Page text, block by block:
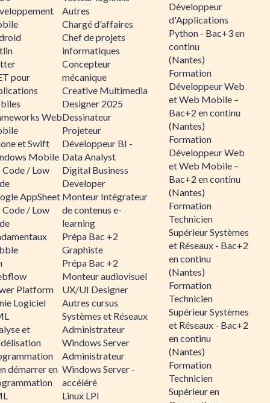
pour
Web
et Swift
Mobile
/ Low
AppSheet
/ Low
Platform
Logiciel
et
démarrer en
Autres
Chargé d'affaires
Chef de projets
informatiques
Concepteur
mécanique
Creative Multimedia
Designer 2025
Dessinateur
Projeteur
Développeur BI -
Data Analyst
Digital Business
Developer
Monteur Intégrateur
de contenus e-
learning
Prépa Bac +2
Graphiste
Prépa Bac +2
Monteur audiovisuel
UX/UI Designer
Autres cursus
Systèmes et Réseaux
Administrateur
Windows Server
Administrateur
Windows Server -
accéléré
Linux LPI
Développeur
d'Applications
Python - Bac+3 en
continu
(Nantes)
Formation
Développeur Web
et Web Mobile –
Bac+2 en continu
(Nantes)
Formation
Développeur Web
et Web Mobile –
Bac+2 en continu
(Nantes)
Formation
Technicien
Supérieur Systèmes
et Réseaux - Bac+2
en continu
(Nantes)
Formation
Technicien
Supérieur Systèmes
et Réseaux - Bac+2
en continu
(Nantes)
Formation
Technicien
Supérieur en